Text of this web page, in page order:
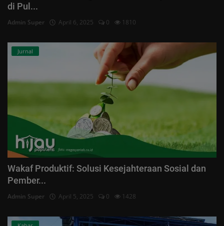
di Pul...
Admin Super April 6, 2025 0 1810
Jurnal
Wakaf Produktif: Solusi Kesejahteraan Sosial dan
Pember...
Admin Super April 5, 2025 0 1428